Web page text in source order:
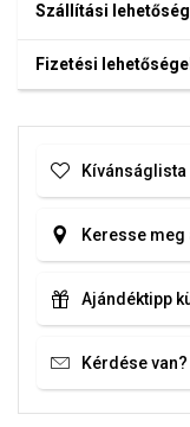
Szállítási
Fizetési
Kívánságlista
Keresse
Ajándéktipp
Kérdése van?